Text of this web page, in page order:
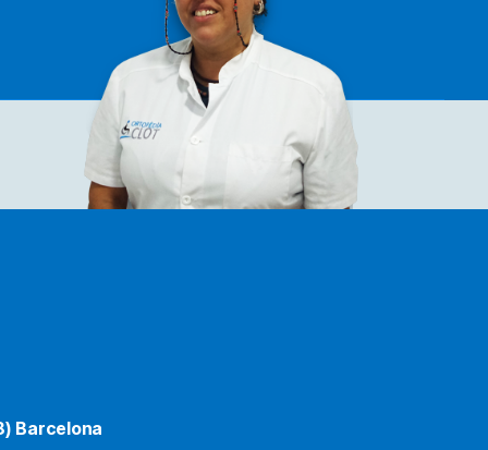
Barcelona